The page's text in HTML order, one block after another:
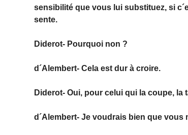
sensibilité que vous lui substituez, si
sente.
Diderot- Pourquoi non ?
d´Alembert- Cela est dur à croire.
Diderot- Oui, pour celui qui la coupe, la
d´Alembert- Je voudrais bien que vous